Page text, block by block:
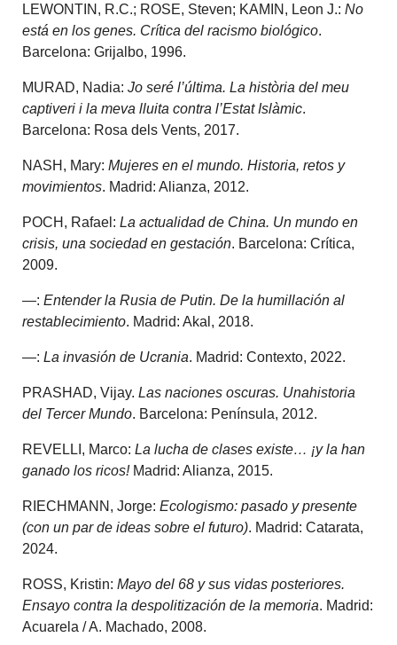
LEWONTIN, R.C.; ROSE, Steven; KAMIN, Leon J.:No
está en los genes. Crítica del racismo biológico.
Barcelona: Grijalbo, 1996.
MURAD, Nadia:Jo seré l’última. La història del meu
captiveri i la meva lluita contra l’Estat Islàmic.
Barcelona: Rosa dels Vents, 2017.
NASH, Mary:Mujeres en el mundo. Historia, retos y
movimientos. Madrid: Alianza, 2012.
POCH, Rafael:La actualidad de China. Un mundo en
crisis, una sociedad en gestación. Barcelona: Crítica,
2009.
—:Entender la Rusia de Putin. De la humillación al
restablecimiento. Madrid: Akal, 2018.
—:La invasión de Ucrania. Madrid: Contexto, 2022.
PRASHAD, Vijay.Las naciones oscuras. Unahistoria
del Tercer Mundo. Barcelona: Península, 2012.
REVELLI, Marco:La lucha de clases existe… ¡y la han
ganado los ricos!Madrid: Alianza, 2015.
RIECHMANN, Jorge:Ecologismo: pasado y presente
(con un par de ideas sobre el futuro). Madrid: Catarata,
2024.
ROSS, Kristin:Mayo del 68 y sus vidas posteriores.
Ensayo contra la despolitización de la memoria. Madrid:
Acuarela / A. Machado, 2008.